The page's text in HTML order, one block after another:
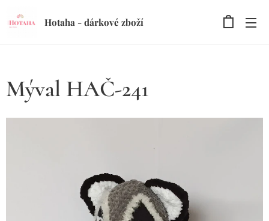
Hotaha - dárkové zboží
Mýval HAČ-241